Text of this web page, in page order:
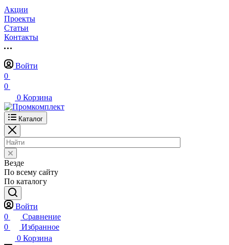
Акции
Проекты
Статьи
Контакты
Войти
0
0
0 Корзина
Каталог
Везде
По всему сайту
По каталогу
Войти
0
Сравнение
0
Избранное
0 Корзина